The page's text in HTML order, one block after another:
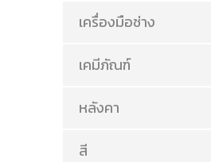
เครื่องมือช่าง
เคมีภัณฑ์
หลังคา
สี